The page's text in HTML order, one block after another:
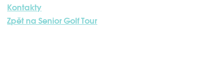
Kontakty
Zpět na Senior Golf Tour